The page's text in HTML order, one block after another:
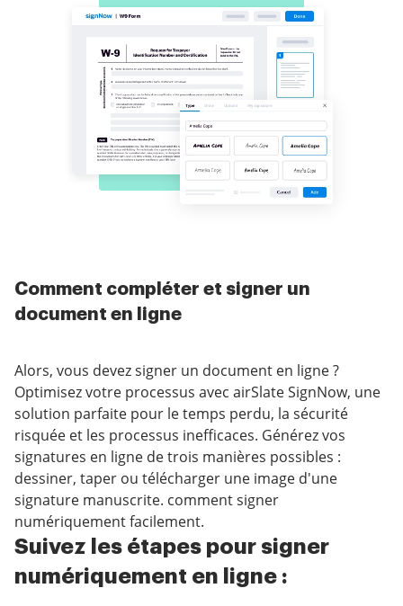
Comment compléter et signer un
document en ligne
Alors, vous devez signer un document en ligne ?
Optimisez votre processus avec airSlate SignNow, une
solution parfaite pour le temps perdu, la sécurité
risquée et les processus inefficaces. Générez vos
signatures en ligne de trois manières possibles :
dessiner, taper ou télécharger une image d'une
signature manuscrite. comment signer
numériquement facilement.
Suivez les étapes pour signer
numériquement en ligne :